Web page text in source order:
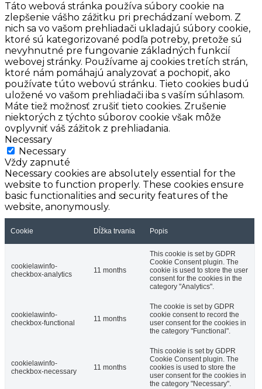
Táto webová stránka používa súbory cookie na
zlepšenie vášho zážitku pri prechádzaní webom. Z
nich sa vo vašom prehliadači ukladajú súbory cookie,
ktoré sú kategorizované podľa potreby, pretože sú
nevyhnutné pre fungovanie základných funkcií
webovej stránky. Používame aj cookies tretích strán,
ktoré nám pomáhajú analyzovať a pochopiť, ako
používate túto webovú stránku. Tieto cookies budú
uložené vo vašom prehliadači iba s vaším súhlasom.
Máte tiež možnosť zrušiť tieto cookies. Zrušenie
niektorých z týchto súborov cookie však môže
ovplyvniť váš zážitok z prehliadania.
Necessary
Necessary
Vždy zapnuté
Necessary cookies are absolutely essential for the
website to function properly. These cookies ensure
basic functionalities and security features of the
website, anonymously.
Cookie Dĺžka trvania Popis
cookielawinfo-
checkbox-analytics
11 months
This cookie is set by GDPR
Cookie Consent plugin. The
cookie is used to store the user
consent for the cookies in the
category "Analytics".
cookielawinfo-
checkbox-functional
11 months
The cookie is set by GDPR
cookie consent to record the
user consent for the cookies in
the category "Functional".
cookielawinfo-
checkbox-necessary
11 months
This cookie is set by GDPR
Cookie Consent plugin. The
cookies is used to store the
user consent for the cookies in
the category "Necessary".